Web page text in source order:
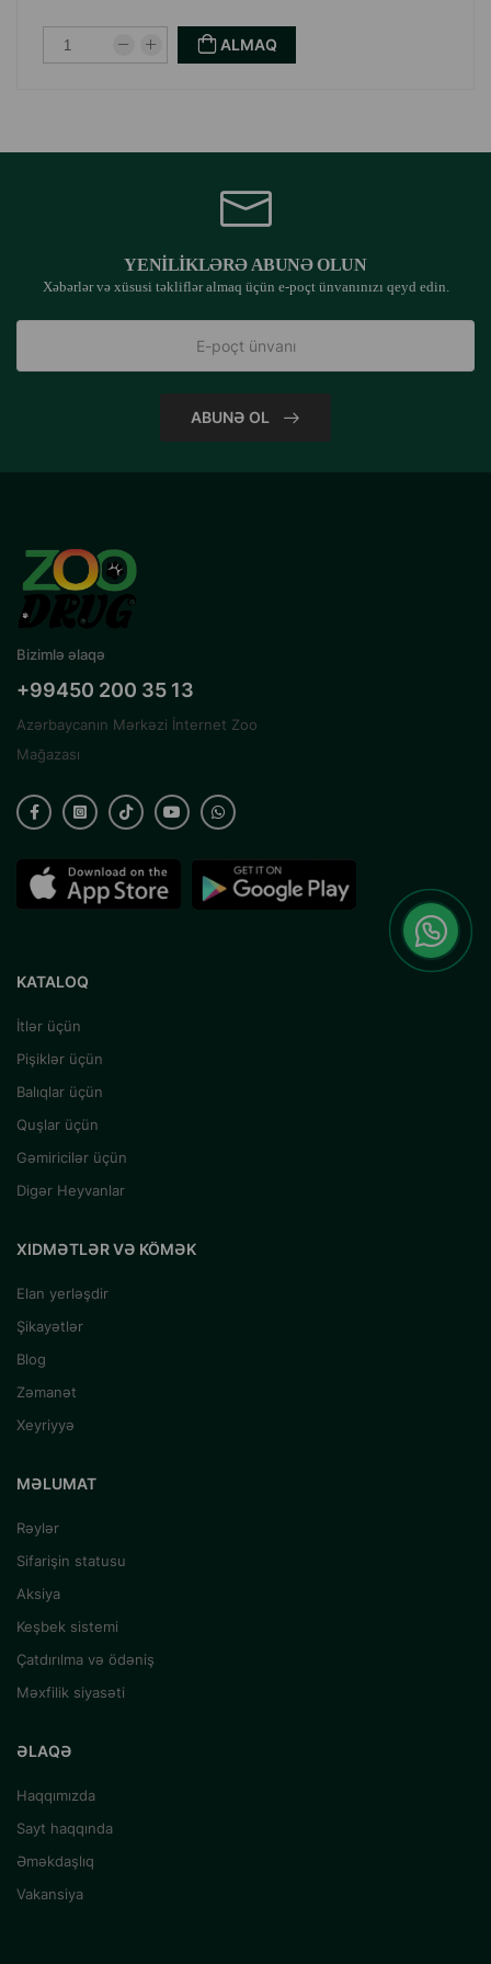
ALMAQ
YENILIKLƏRƏ ABUNƏ OLUN
Xəbərlər və xüsusi təkliflər almaq üçün e-poçt ünvanınızı qeyd edin.
ABUNƏ OL
Bizimlə əlaqə
+99450 200 35 13
Azərbaycanın Mərkəzi İnternet Zoo
Mağazası
KATALOQ
İtlər üçün
Pişiklər üçün
Balıqlar üçün
Quşlar üçün
Gəmiricilər üçün
Digər Heyvanlar
XIDMƏTLƏR VƏ KÖMƏK
Elan yerləşdir
Şikayətlər
Blog
Zəmanət
Xeyriyyə
MƏLUMAT
Rəylər
Sifarişin statusu
Aksiya
Keşbek sistemi
Çatdırılma və ödəniş
Məxfilik siyasəti
ƏLAQƏ
Haqqımızda
Sayt haqqında
Əməkdaşlıq
Vakansiya